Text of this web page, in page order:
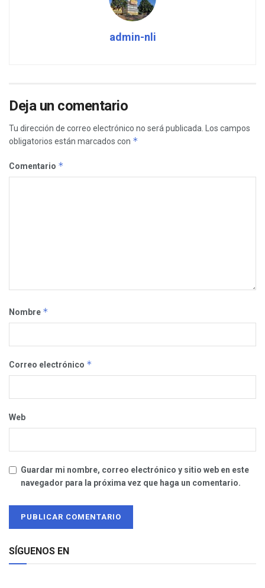
admin-nli
Deja un comentario
Tu dirección de correo electrónico no será publicada.
Los campos
obligatorios están marcados con *
Comentario *
Nombre *
Correo electrónico *
Web
Guardar mi nombre, correo electrónico y sitio web en este
navegador para la próxima vez que haga un comentario.
SÍGUENOS EN